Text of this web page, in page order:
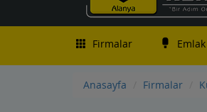
Firmalar Emlak
Anasayfa Firmalar